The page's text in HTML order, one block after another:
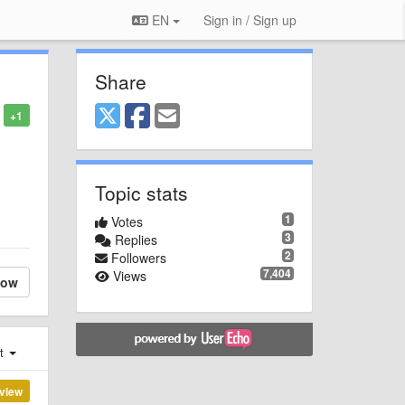
EN Sign in / Sign up
+1
Share
Topic stats
1
Votes
3
Replies
2
Followers
7,404
Views